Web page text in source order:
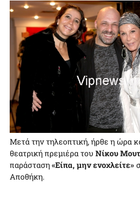
Μετά την τηλεοπτική, ήρθε η ώρα
θεατρική πρεμιέρα του Νίκου
παράσταση«Είπα, μην ενοχλείτε»
Αποθήκη.